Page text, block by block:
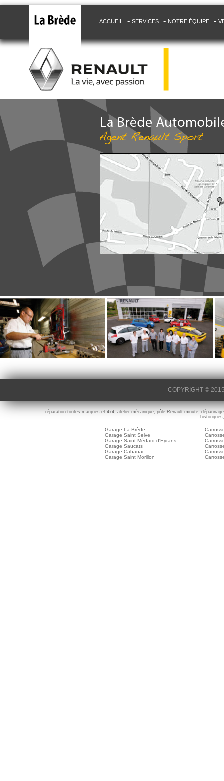
ACCUEIL - SERVICES - NOTRE ÉQUIPE -
COPYRIGHT ©
réparation toutes marques et 4x4, atelier mécanique, pôle Renault minute,
Garage La Brède
Garage Saint Selve
Garage Saint-Médard-d'Eyrans
Garage Saucats
Garage Cabanac
Garage Saint Morillon